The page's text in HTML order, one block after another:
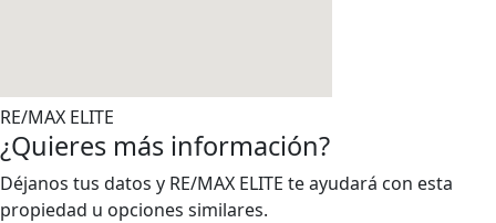
RE/MAX ELITE
¿Quieres más información?
Déjanos tus datos y RE/MAX ELITE te ayudará con esta
propiedad u opciones similares.